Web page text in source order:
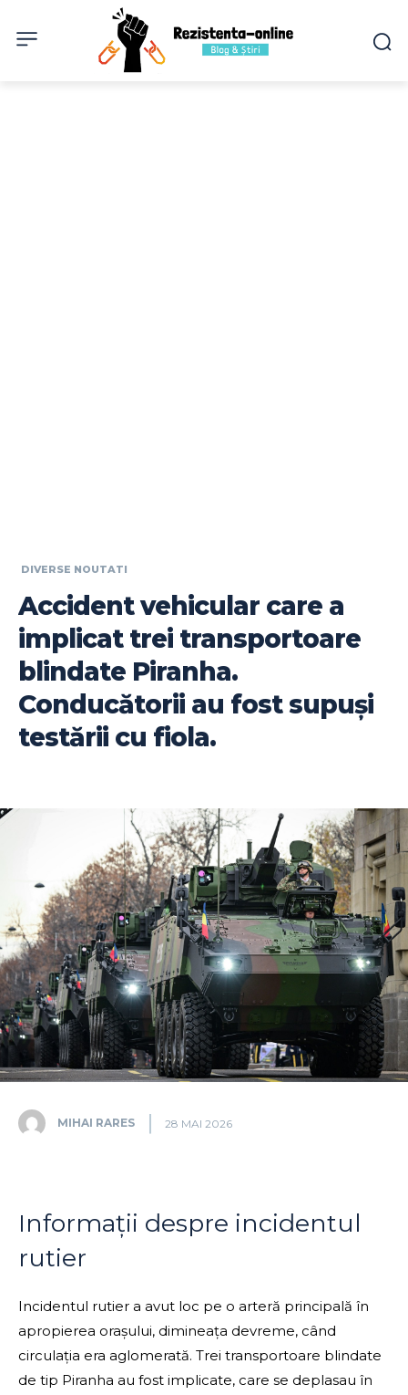
DIVERSE NOUTATI
Accident vehicular care a
implicat trei transportoare
blindate Piranha.
Conducătorii au fost supuși
testării cu fiola.
MIHAI RARES 28 MAI 2026
Informații despre incidentul
rutier
Incidentul rutier a avut loc pe o arteră principală în
apropierea orașului, dimineața devreme, când
circulația era aglomerată. Trei transportoare blindate
de tip Piranha au fost implicate, care se deplasau în